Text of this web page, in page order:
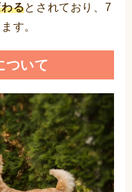
るとされており、7
す。
ついて